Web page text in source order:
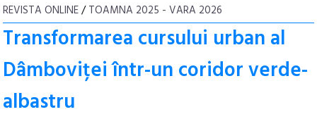
REVISTA ONLINE/TOAMNA 2025 - VARA 2026
Transformarea cursului urban al
Dâmboviței într-un coridor verde-
albastru